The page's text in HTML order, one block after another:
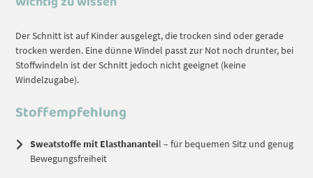
Der Schnitt ist auf Kinder ausgelegt, die trocken sind oder gerade
trocken werden. Eine dünne Windel passt zur Not noch drunter, bei
Stoffwindeln ist der Schnitt jedoch nicht geeignet (keine
Windelzugabe).
Stoffempfehlung
Sweatstoffe mit Elasthananteil – für bequemen Sitz und genug
Bewegungsfreiheit